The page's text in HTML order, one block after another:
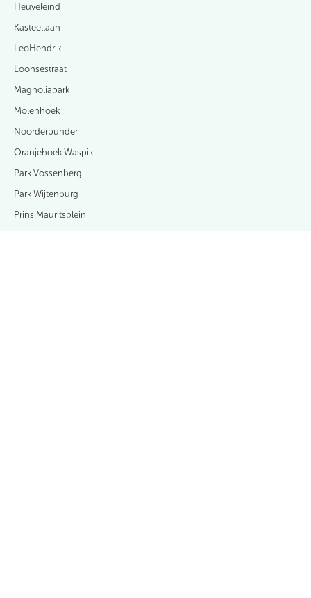
Heuveleind
Kasteellaan
LeoHendrik
Loonsestraat
Magnoliapark
Molenhoek
Noorderbunder
Oranjehoek Waspik
Park Vossenberg
Park Wijtenburg
Prins Mauritsplein